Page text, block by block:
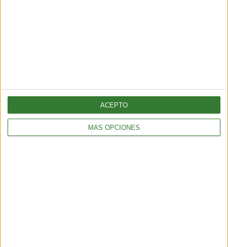
MÁS OPCIONES
ACEPTO
#HogaresConscientes: ¿Cómo cuidar el ambiente desde
casa?